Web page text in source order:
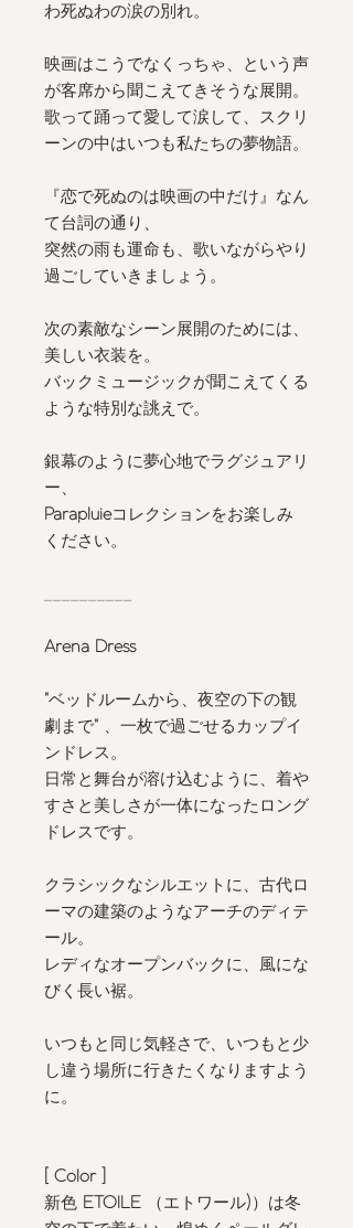
わ死ぬわの涙の別れ。
映画はこうでなくっちゃ、という声
が客席から聞こえてきそうな展開。
歌って踊って愛して涙して、スクリ
ーンの中はいつも私たちの夢物語。
『恋で死ぬのは映画の中だけ』なん
て台詞の通り、
突然の雨も運命も、歌いながらやり
過ごしていきましょう。
次の素敵なシーン展開のためには、
美しい衣装を。
バックミュージックが聞こえてくる
ような特別な誂えで。
銀幕のように夢心地でラグジュアリ
ー、
Parapluieコレクションをお楽しみ
ください。
Arena Dress
"ベッドルームから、夜空の下の観
劇まで" 、一枚で過ごせるカップイ
ンドレス。
日常と舞台が溶け込むように、着や
すさと美しさが一体になったロング
ドレスです。
クラシックなシルエットに、古代ロ
ーマの建築のようなアーチのディテ
ール。
レディなオープンバックに、風にな
びく長い裾。
いつもと同じ気軽さで、いつもと少
し違う場所に行きたくなりますよう
に。
[ Color ]
新色 ETOILE （エトワール)）は冬